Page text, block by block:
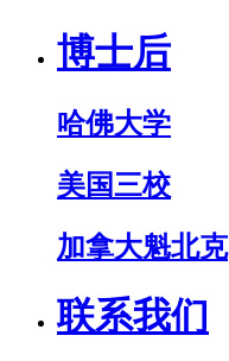
博士后
哈佛大学
美国三校
加拿大魁北克
联系我们